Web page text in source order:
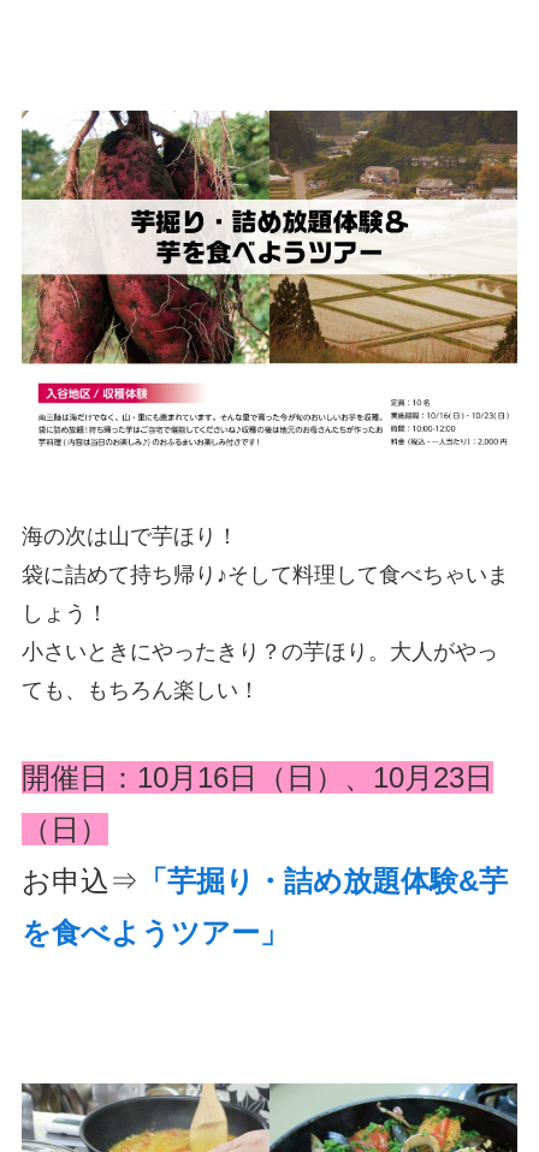
海の次は山で芋ほり！
袋に詰めて持ち帰り♪そして料理して食べちゃいま
しょう！
小さいときにやったきり？の芋ほり。大人がやっ
ても、もちろん楽しい！
開催日：10月16日（日）、10月23日
（日）
お申込⇒ 「芋掘り・詰め放題体験&芋
を食べようツアー」